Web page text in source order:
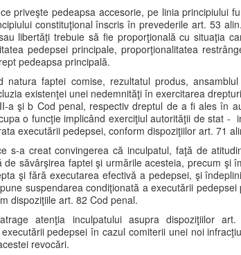
priveşte pedeapsa accesorie, pe linia principiului
constituţional înscris în prevederile art. 53
libertăţi trebuie să fie proporţională cu situaţia
pedepsei principale, proporţionalitatea
pedeapsa principală.
natura faptei comise, rezultatul produs,
existenţei unei nedemnităţi în exercitarea
a şi b Cod penal, respectiv dreptul de a fi ales în
o funcţie implicând exerciţiul autorităţii de stat
executării pedepsei, conform dispoziţiilor art. 71
s-a creat convingerea că inculpatul, faţă de
de săvârşirea faptei şi urmările acesteia, precum şi
şi fără executarea efectivă a pedepsei, şi
suspendarea condiţionată a executării
dispoziţiile art. 82 Cod penal.
atenţia inculpatului asupra dispoziţiilor
pedepsei în cazul comiterii unei noi
revocări.